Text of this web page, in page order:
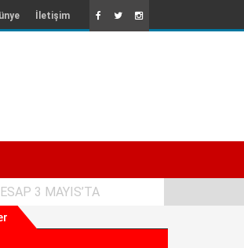
İletişim
3 MAYIS’TA